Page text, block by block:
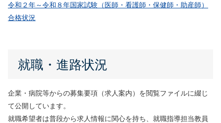
令和２年～令和８年国家試験（医師・看護師・保健師・助産師）
合格状況
就職・進路状況
企業・病院等からの募集要項（求人案内）を閲覧ファイルに綴じ
て公開しています。
就職希望者は普段から求人情報に関心を持ち、就職指導担当教員